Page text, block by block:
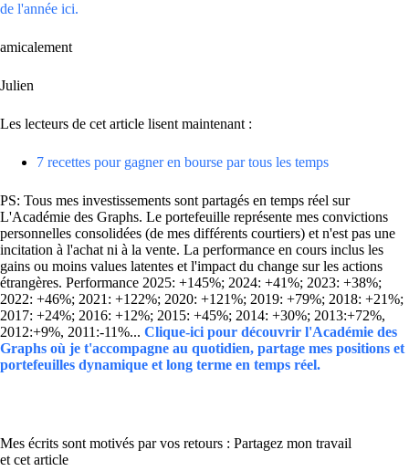
de l'année ici.
amicalement
Julien
Les lecteurs de cet article lisent maintenant :
7 recettes pour gagner en bourse par tous les temps
PS: Tous mes investissements sont partagés en temps réel sur
L'Académie des Graphs. Le portefeuille représente mes convictions
personnelles consolidées (de mes différents courtiers) et n'est pas une
incitation à l'achat ni à la vente. La performance en cours inclus les
gains ou moins values latentes et l'impact du change sur les actions
étrangères. Performance 2025: +145%; 2024: +41%; 2023: +38%;
2022: +46%; 2021: +122%; 2020: +121%; 2019: +79%; 2018: +21%;
2017: +24%; 2016: +12%; 2015: +45%; 2014: +30%; 2013:+72%,
2012:+9%, 2011:-11%... Clique-ici pour découvrir l'Académie des
Graphs où je t'accompagne au quotidien, partage mes positions et
portefeuilles dynamique et long terme en temps réel.
Mes écrits sont motivés par vos retours : Partagez mon travail
et cet article